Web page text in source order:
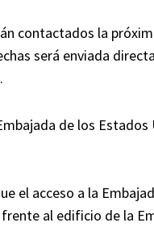
contactados la
será enviada
de los
el acceso a la
al edificio de la